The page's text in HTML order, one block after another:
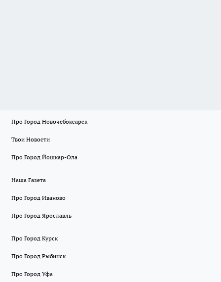
Про Город Новочебоксарск
Твои Новости
Про Город Йошкар-Ола
Наша Газета
Про Город Иваново
Про Город Ярославль
Про Город Курск
Про Город Рыбинск
Про Город Уфа